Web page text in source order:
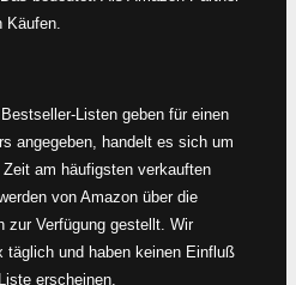
Listen geben für einen
angegeben, handelt es sich um
am häufigsten verkauften
von Amazon über die
zur Verfügung gestellt. Wir
täglich und haben keinen Einfluß
erscheinen.